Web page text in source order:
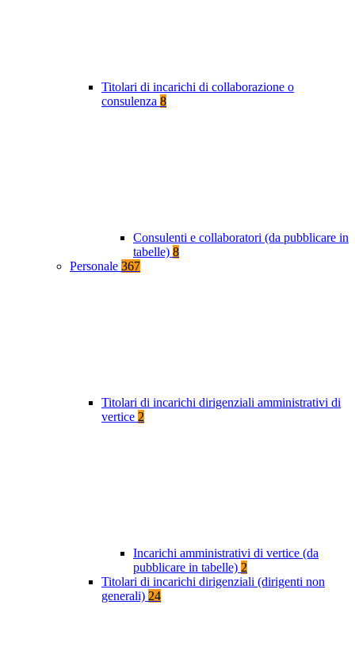
Titolari di incarichi di collaborazione o
consulenza 8
Consulenti e collaboratori (da pubblicare in
tabelle) 8
Personale 367
Titolari di incarichi dirigenziali amministrativi di
vertice 2
Incarichi amministrativi di vertice (da
pubblicare in tabelle) 2
Titolari di incarichi dirigenziali (dirigenti non
generali) 24